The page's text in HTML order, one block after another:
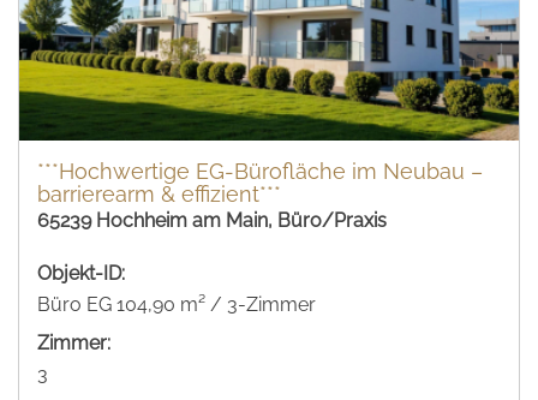
***Hochwertige EG-Bürofläche im Neubau –
barrierearm & effizient***
65239 Hochheim am Main, Büro/Praxis
Objekt-ID:
Büro EG 104,90 m² / 3-Zimmer
Zimmer:
3